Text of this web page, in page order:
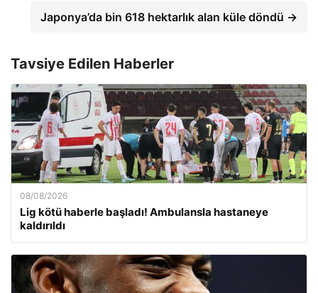
Japonya’da bin 618 hektarlık alan küle döndü →
Tavsiye Edilen Haberler
08/08/2026
Lig kötü haberle başladı! Ambulansla hastaneye
kaldırıldı